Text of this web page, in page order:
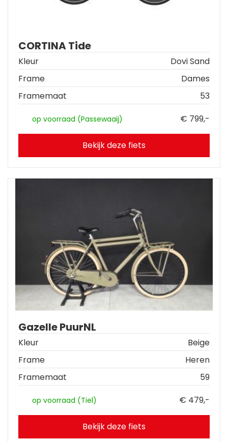
CORTINA Tide
Kleur
Dovi Sand
Frame
Dames
Framemaat
53
op voorraad (Passewaaij) € 799,-
Bekijk deze fiets
Gazelle PuurNL
Kleur
Beige
Frame
Heren
Framemaat
59
op voorraad (Tiel) € 479,-
Bekijk deze fiets